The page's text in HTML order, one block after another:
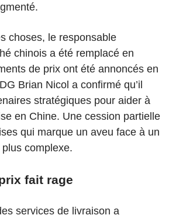
choses, le responsable
chinois a été remplacé en
de prix ont été annoncés en
Brian Nicol a confirmé qu’il
stratégiques pour aider à
en Chine. Une cession partielle
qui marque un aveu face à un
complexe.
fait rage
services de livraison a